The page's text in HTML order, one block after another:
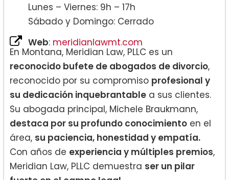
Lunes – Viernes: 9h – 17h
Sábado y Domingo: Cerrado
Web: meridianlawmt.com
En Montana, Meridian Law, PLLC es un
reconocido bufete de abogados de divorcio,
reconocido por su compromiso profesional y
su dedicación inquebrantable a sus clientes.
Su abogada principal, Michele Braukmann,
destaca por su profundo conocimiento en el
área, su paciencia, honestidad y empatía.
Con años de experiencia y múltiples premios,
Meridian Law, PLLC demuestra ser un pilar